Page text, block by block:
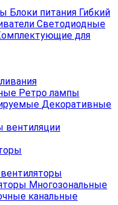
Блоки питания Гибкий
Светодиодные
для
Ретро лампы
Декоративные
вентиляции
Многозональные
канальные